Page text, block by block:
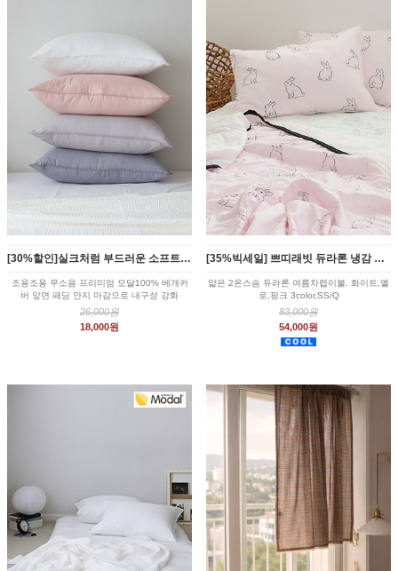
[30%할인]실크처럼 부드러운 소프트 모달 베개커버 4color
조용조용 무소음 프리미엄 모달100% 베개커
버 앞면 패딩 안지 마감으로 내구성 강화
26,000원
18,000원
[35%빅세일] 쁘띠래빗 듀라론 냉감 여름차렵이불 3color
얇은 2온스솜 듀라론 여름차렵이불. 화이트,옐
로,핑크 3color,SS/Q
83,000원
54,000원